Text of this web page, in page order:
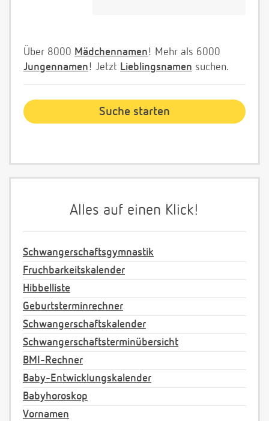
Über 8000 Mädchennamen! Mehr als 6000
Jungennamen! Jetzt Lieblingsnamen suchen.
Alles auf einen Klick!
Schwangerschaftsgymnastik
Fruchbarkeitskalender
Hibbelliste
Geburtsterminrechner
Schwangerschaftskalender
Schwangerschaftsterminübersicht
BMI-Rechner
Baby-Entwicklungskalender
Babyhoroskop
Vornamen